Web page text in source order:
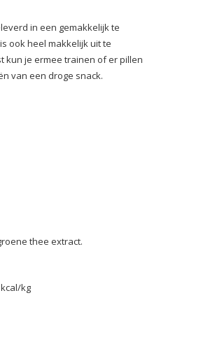
in een gemakkelijk te
ook heel makkelijk uit te
kun je ermee trainen of er pillen
van een droge snack.
thee extract.
kcal/kg